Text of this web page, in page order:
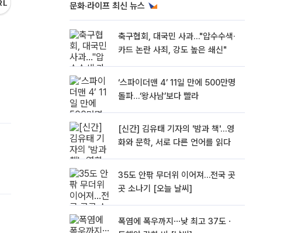
문화·라이프 최신 뉴스
축구협회, 대국민 사과…"압수수색·
카드 논란 사죄, 강도 높은 쇄신"
‘스파이더맨 4’ 11일 만에 500만명
돌파…‘왕사남’보다 빨라
[신간] 김유태 기자의 '밤과 책'…영
화와 문학, 서로 다른 언어를 읽다
35도 안팎 무더위 이어져…전국 곳
곳 소나기 [오늘 날씨]
폭염에 폭우까지⋯낮 최고 37도ㆍ